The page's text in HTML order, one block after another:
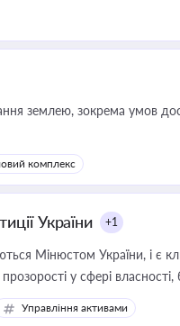
землею, зокрема умов
комплекс
України +1
Мінюстом України, і є
у сфері
Управління активами